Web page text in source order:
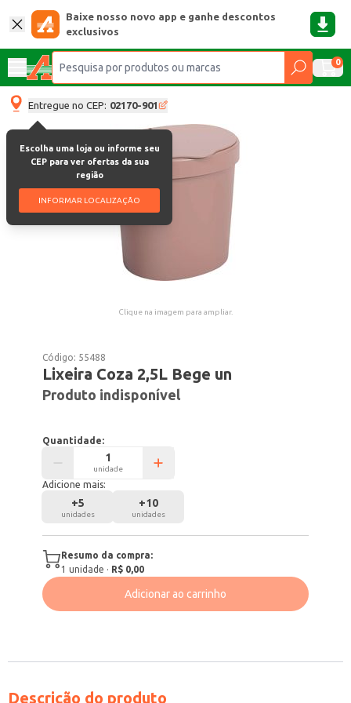
Baixe nosso novo app e ganhe descontos
exclusivos
0
Entregue no CEP: 02170-901
Escolha uma loja ou informe seu
CEP para ver ofertas da sua
região
INFORMAR LOCALIZAÇÃO
Clique na imagem para ampliar.
Código: 55488
Lixeira Coza 2,5L Bege un
Produto indisponível
Quantidade:
unidade
Adicione mais:
+5
unidades
+10
unidades
Resumo da compra:
1 unidade · R$ 0,00
Adicionar ao carrinho
Descrição do produto